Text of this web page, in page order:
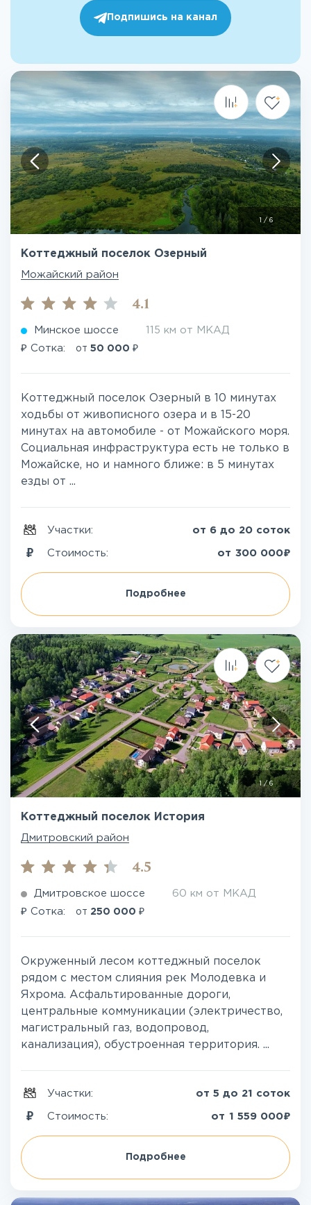
Подпишись на канал
/6
Коттеджный поселок Озерный
Можайский район
4.1
Минское шоссе 115 км от МКАД
₽ Сотка: от 50 000 ₽
Коттеджный поселок Озерный в 10 минутах
ходьбы от живописного озера и в 15-20
минутах на автомобиле - от Можайского моря.
Социальная инфраструктура есть не только в
Можайске, но и намного ближе: в 5 минутах
езды от ...
Участки: от 6 до 20 соток
Стоимость: от 300 000₽
Подробнее
1 /6
Коттеджный поселок История
Дмитровский район
4.5
Дмитровское шоссе 60 км от МКАД
₽ Сотка: от 250 000 ₽
Окруженный лесом коттеджный поселок
рядом с местом слияния рек Молодевка и
Яхрома. Асфальтированные дороги,
центральные коммуникации (электричество,
магистральный газ, водопровод,
канализация), обустроенная территория. ...
Участки: от 5 до 21 соток
Стоимость: от 1 559 000₽
Подробнее